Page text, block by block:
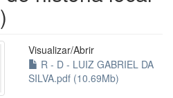
Visualizar/Abrir
R - D - LUIZ GABRIEL DA
SILVA.pdf (10.69Mb)